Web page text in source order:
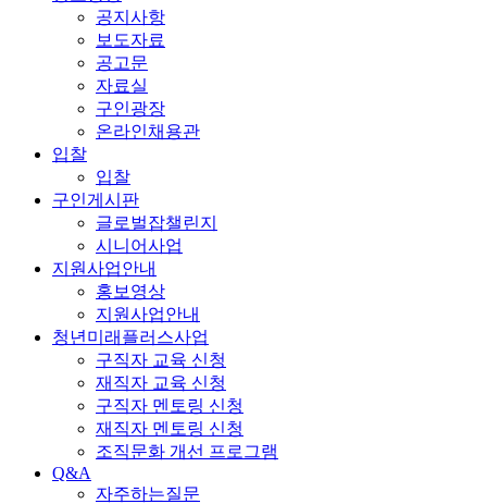
공지사항
보도자료
공고문
자료실
구인광장
온라인채용관
입찰
입찰
구인게시판
글로벌잡챌린지
시니어사업
지원사업안내
홍보영상
지원사업안내
청년미래플러스사업
구직자 교육 신청
재직자 교육 신청
구직자 멘토링 신청
재직자 멘토링 신청
조직문화 개선 프로그램
Q&A
자주하는질문